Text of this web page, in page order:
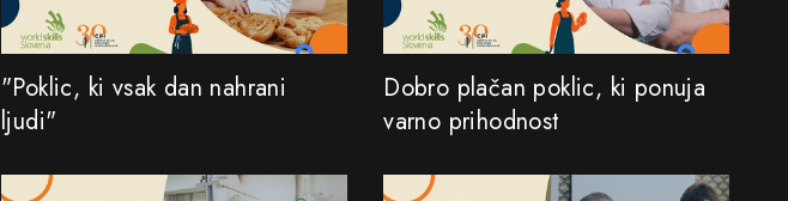
"Poklic, ki vsak dan nahrani
ljudi"
Dobro plačan poklic, ki ponuja
varno prihodnost